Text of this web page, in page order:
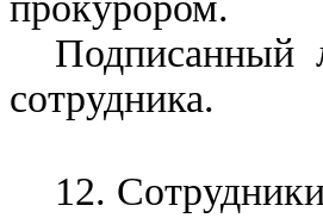
Подписанный
сотрудника.
12.